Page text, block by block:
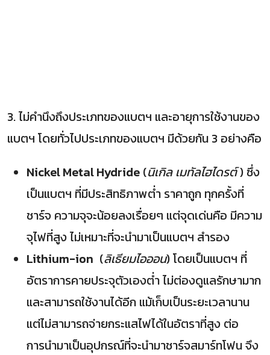
3. ไม่คำนึงถึงประเภทของแบตฯ และอายุการใช้งานของ
แบตฯ โดยทั่วไปประเภทของแบตฯ มีด้วยกัน 3 อย่างคือ
Nickel Metal Hydride (นิเกิล เมทัลไฮไดรต์) ซึ่ง
เป็นแบตฯ ที่มีประสิทธิภาพตํ่า ราคาถูก ทุกครั้งที่
ชาร์จ ความจุจะน้อยลงเรื่อยๆ แต่จุดเด่นคือ มีความ
จุไฟที่สูง ไม่เหมาะที่จะนำมาเป็นแบตฯ สำรอง
Lithium-ion (ลิเธียมไอออน) โดยเป็นแบตฯ ที่
อัตราการคายประจุตัวเองตํ่า ไม่ต่องดูแลรักษามาก
และสามารถใช้งานได้อีก แม้เก็บเป็นระยะเวลานาน
แต่ไม่สามารถจ่ายกระแสไฟได้ในอัตราที่สูง ต่อ
การนำมาเป็นอุปกรณ์ที่จะนำมาชาร์จสมาร์ทโฟน จึง